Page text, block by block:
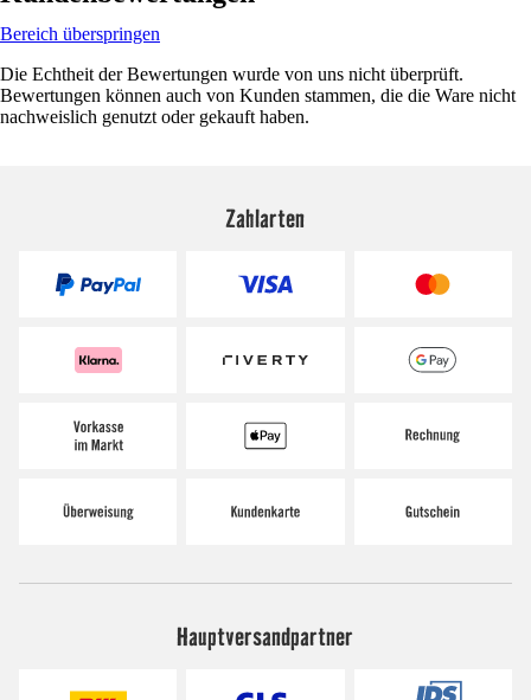
Bereich überspringen
Die Echtheit der Bewertungen wurde von uns nicht überprüft.
Bewertungen können auch von Kunden stammen, die die Ware nicht
nachweislich genutzt oder gekauft haben.
Zahlarten
Hauptversandpartner